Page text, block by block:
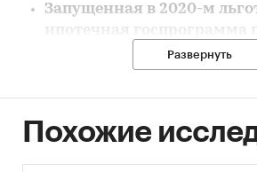
Запущенная в 2020-м
ипотечная госпрограмма
поддержала рынок, однако
жилье свел на нет выгоду
ставок в ряде регионов.
Продление льготной
текущих условиях усилит
рынка недвижимости и
Развернуть
Похожие